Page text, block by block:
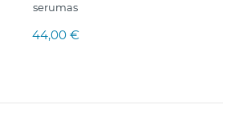
serumas
44,00 €